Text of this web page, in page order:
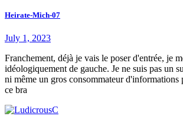
Heirate-Mich-07
July 1, 2023
Franchement, déjà je vais le poser d'entrée, je
idéologiquement de gauche. Je ne suis pas un
ni même un gros consommateur
ce bra